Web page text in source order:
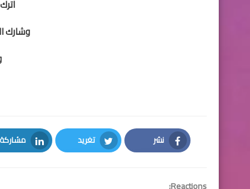
وشارك
نشر
Facebook
تغريد
Twitter
مشاركة
LinkedIn
Reactions: